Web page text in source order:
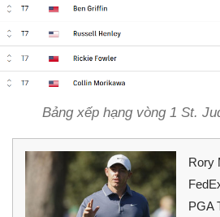
Bảng xếp hạng vòng 1 St.
Rory
PGA